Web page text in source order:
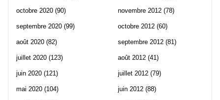
octobre 2020 (90)
septembre 2020 (99)
août 2020 (82)
juillet 2020 (123)
juin 2020 (121)
mai 2020 (104)
novembre 2012 (78)
octobre 2012 (60)
septembre 2012 (81)
août 2012 (41)
juillet 2012 (79)
juin 2012 (88)